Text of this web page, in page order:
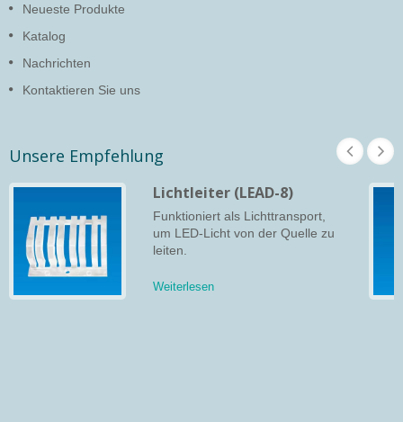
Neueste Produkte
Katalog
Nachrichten
Kontaktieren Sie uns
Unsere Empfehlung
Lichtleiter (LEAD-8)
Funktioniert als Lichttransport,
um LED-Licht von der Quelle zu
leiten.
Weiterlesen